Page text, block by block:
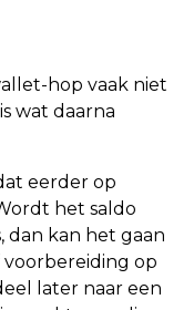
hop vaak niet
wat daarna
eerder op
het saldo
dan kan het gaan
op
later naar een